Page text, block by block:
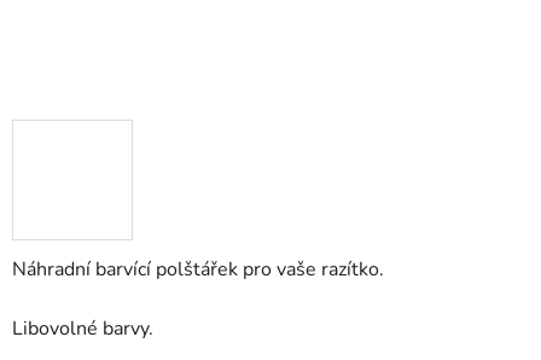
Náhradní barvící polštářek pro vaše razítko.
Libovolné barvy.